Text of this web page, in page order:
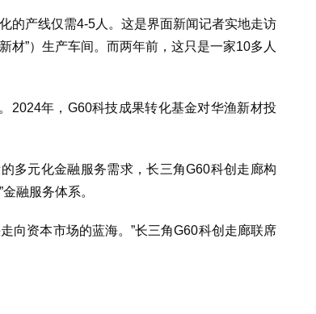
的产线仅需4-5人。这是界面新闻记者实地走访
材”）生产车间。而两年前，这只是一家10多人
2024年，G60科技成果转化基金对华渔新材投
多元化金融服务需求，长三角G60科创走廊构
融服务体系。
向资本市场的蓝海。”长三角G60科创走廊联席